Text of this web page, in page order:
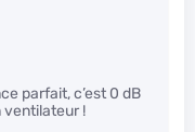
parfait, c’est 0 dB
ventilateur !